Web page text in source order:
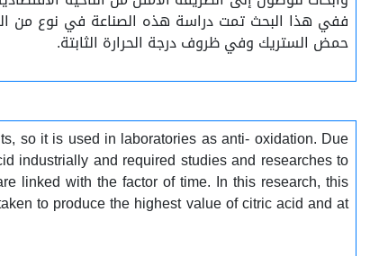
حمض الستريك وفي ظروف درجة الحرارة الثابتة.
so it is used in laboratories as anti- oxidation. Due
industrially and required studies and researches to
linked with the factor of time. In this research, this
to produce the highest value of citric acid and at